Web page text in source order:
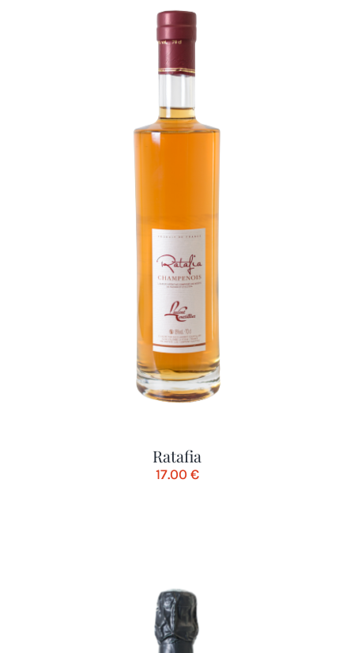
Ratafia
17.00 €